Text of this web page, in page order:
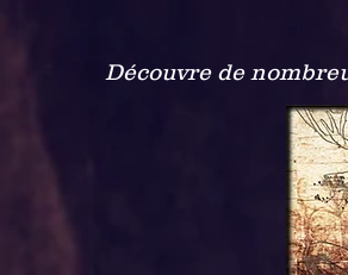
Découvre de